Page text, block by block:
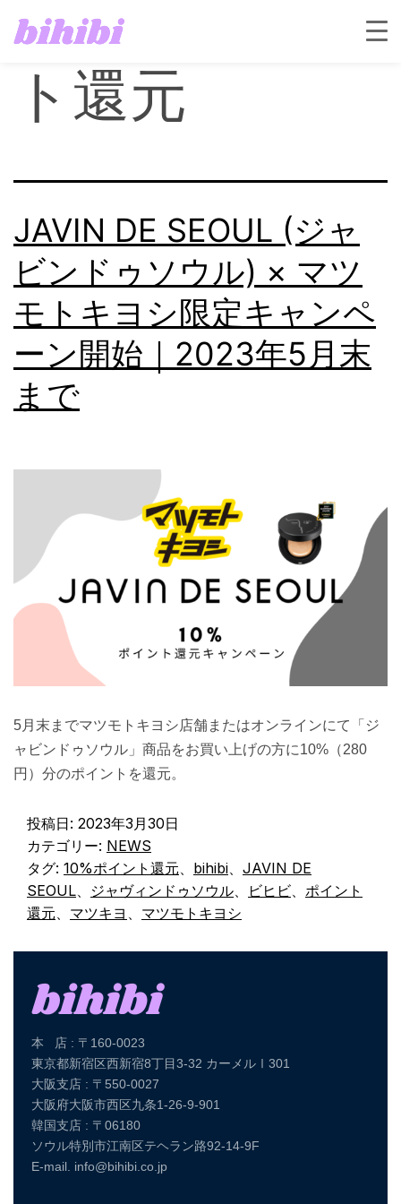
タグ:
ト還元
JAVIN DE SEOUL (ジャ
ビンドゥソウル) × マツ
モトキヨシ限定キャンペ
ーン開始｜2023年5月末
まで
5月末までマツモトキヨシ店舗またはオンラインにて「ジ
ャビンドゥソウル」商品をお買い上げの方に10%（280
円）分のポイントを還元。
投稿日: 2023年3月30日
カテゴリー: NEWS
タグ: 10%ポイント還元、 bihibi、 JAVIN DE
SEOUL、 ジャヴィンドゥソウル、 ビヒビ、 ポイント
還元、 マツキヨ 、 マツモトキヨシ
本 店 : 〒160-0023
東京都新宿区西新宿8丁目3-32 カーメルⅠ301
大阪支店 : 〒550-0027
大阪府大阪市西区九条1-26-9-901
韓国支店 : 〒06180
ソウル特別市江南区テヘラン路92-14-9F
E-mail. info@bihibi.co.jp